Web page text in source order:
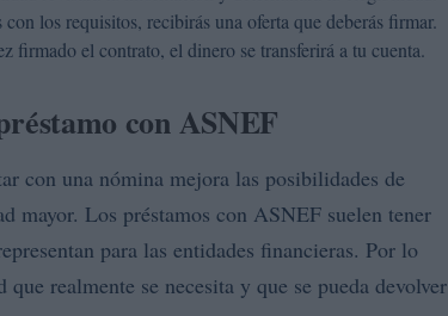
con los requisitos, recibirás una oferta que deberás firmar.
firmado el contrato, el dinero se transferirá a tu cuenta.
con ASNEF
con una nómina mejora las posibilidades de
mayor. Los préstamos con ASNEF suelen tener
para las entidades financieras. Por lo
realmente se necesita y que se pueda devolver